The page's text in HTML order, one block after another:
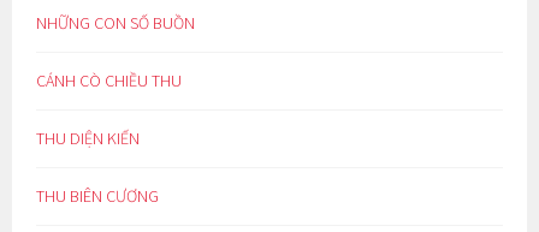
NHỮNG CON SỐ BUỒN
CÁNH CÒ CHIỀU THU
THU DIỆN KIẾN
THU BIÊN CƯƠNG